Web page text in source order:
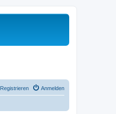
Anmelden
Registrieren